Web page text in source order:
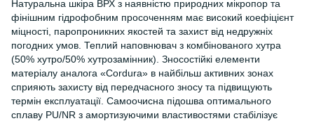
Натуральна шкіра ВРХ з наявністю природних мікропор та
фінішним гідрофобним просоченням має високий коефіцієнт
міцності, паропроникних якостей та захист від недружніх
погодних умов. Теплий наповнювач з комбінованого хутра
(50% хутро/50% хутрозамінник). Зносостійкі елементи
матеріалу аналога «Cordura» в найбільш активних зонах
сприяють захисту від передчасного зносу та підвищують
термін експлуатації. Самоочисна підошва оптимального
сплаву PU/NR з амортизуючими властивостями стабілізує